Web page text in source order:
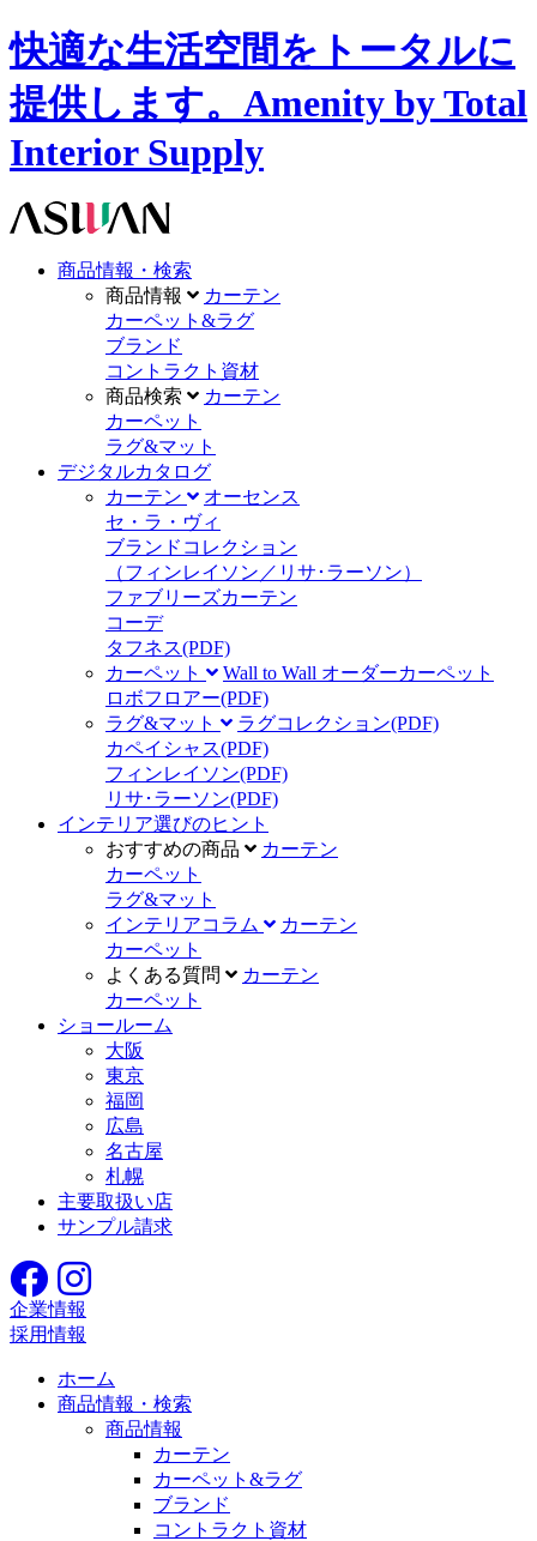
快適な生活空間をトータルに
提供します。Amenity by Total
Interior Supply
商品情報・検索
商品情報
カーテン
カーペット&ラグ
ブランド
コントラクト資材
商品検索
カーテン
カーペット
ラグ&マット
デジタルカタログ
カーテン
オーセンス
セ・ラ・ヴィ
ブランドコレクション
（フィンレイソン／リサ･ラーソン）
ファブリーズカーテン
コーデ
タフネス(PDF)
カーペット
Wall to Wall オーダーカーペット
ロボフロアー(PDF)
ラグ&マット
ラグコレクション(PDF)
カペイシャス(PDF)
フィンレイソン(PDF)
リサ･ラーソン(PDF)
インテリア選びのヒント
おすすめの商品
カーテン
カーペット
ラグ&マット
インテリアコラム
カーテン
カーペット
よくある質問
カーテン
カーペット
ショールーム
大阪
東京
福岡
広島
名古屋
札幌
主要取扱い店
サンプル請求
企業情報
採用情報
ホーム
商品情報・検索
商品情報
カーテン
カーペット&ラグ
ブランド
コントラクト資材